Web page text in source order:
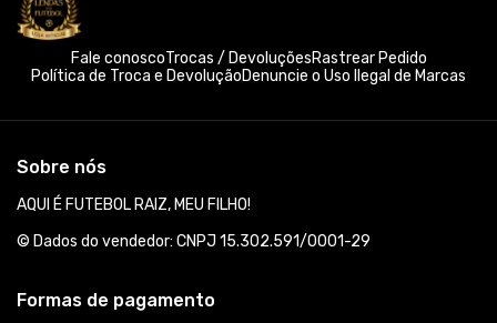
Fale conoscoTrocas / DevoluçõesRastrear Pedido
Política de Troca e DevoluçãoDenuncie o Uso Ilegal de Marcas
Sobre nós
AQUI É FUTEBOL RAIZ, MEU FILHO!
© Dados do vendedor: CNPJ 15.302.591/0001-29
Formas de pagamento